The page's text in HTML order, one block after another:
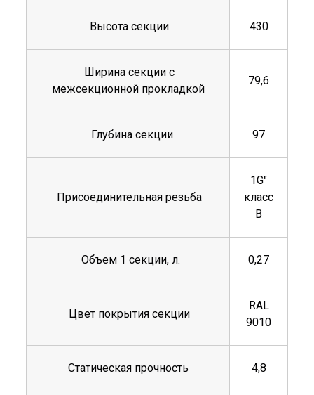
Высота секции 430
Ширина секции с
межсекционной прокладкой
79,6
Глубина секции 97
Присоединительная резьба
1G"
класс
В
Объем 1 секции, л. 0,27
Цвет покрытия секции
RAL
9010
Статическая прочность 4,8